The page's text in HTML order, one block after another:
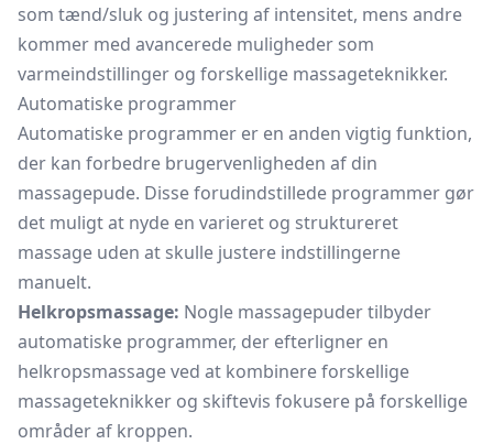
som tænd/sluk og justering af intensitet, mens andre
kommer med avancerede muligheder som
varmeindstillinger og forskellige massageteknikker.
Automatiske programmer
Automatiske programmer er en anden vigtig funktion,
der kan forbedre brugervenligheden af din
massagepude. Disse forudindstillede programmer gør
det muligt at nyde en varieret og struktureret
massage uden at skulle justere indstillingerne
manuelt.
Helkropsmassage: Nogle massagepuder tilbyder
automatiske programmer, der efterligner en
helkropsmassage ved at kombinere forskellige
massageteknikker og skiftevis fokusere på forskellige
områder af kroppen.